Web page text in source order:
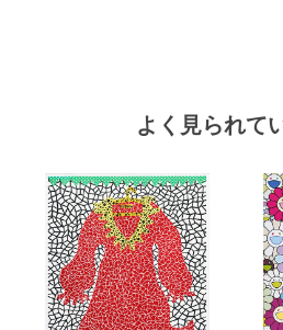
よく見られて